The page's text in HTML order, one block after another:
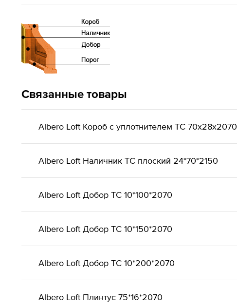
Связанные товары
Albero Loft Короб с уплотнителем ТС 70х28х2070
Albero Loft Наличник ТС плоский 24*70*2150
Albero Loft Добор ТС 10*100*2070
Albero Loft Добор ТС 10*150*2070
Albero Loft Добор ТС 10*200*2070
Albero Loft Плинтус 75*16*2070